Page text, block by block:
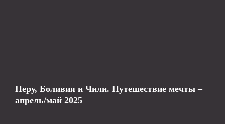
Перу, Боливия и Чили. Путешествие мечты –
апрель/май 2025